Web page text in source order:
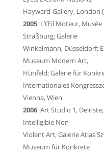
Hayward-Gallery, London
2005: L’Œil Moteur,
Straßburg; Galerie
Winkelmann, Düsseldorf;
Museum Modern Art,
Hünfeld; Galerie für
Internationales
Vienna, Wien
2006: Art Studio 1,
Intelligible Non-
Violent Art, Galerie Atlas
Museum für Konkrete